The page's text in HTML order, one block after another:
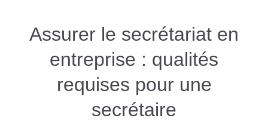
Assurer le secrétariat en
entreprise : qualités
requises pour une
secrétaire